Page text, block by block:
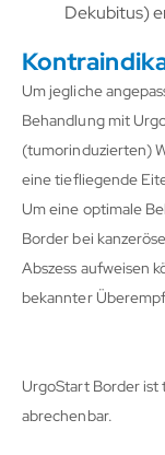
Dekubitus)
Um jegliche
Behandlung mit
(tumorinduzierten)
eine tiefliegende
Um eine optimale
Border bei
Abszess aufweisen
bekannter
UrgoStart Border ist
abrechenbar.